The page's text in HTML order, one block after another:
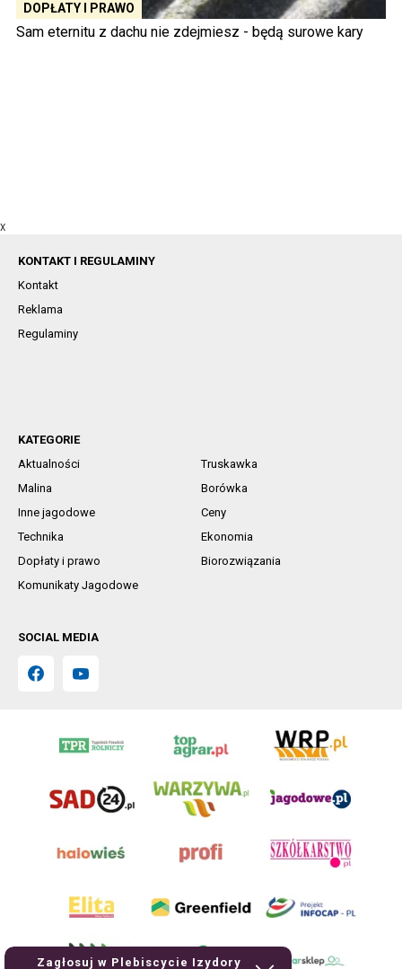
DOPŁATY I PRAWO
Sam eternitu z dachu nie zdejmiesz - będą surowe kary
X
Zagłosuj w Plebiscycie Izydory
KONTAKT I REGULAMINY
Kontakt
Reklama
Regulaminy
KATEGORIE
Aktualności
Truskawka
Malina
Borówka
Inne jagodowe
Ceny
Technika
Ekonomia
Dopłaty i prawo
Biorozwiązania
Komunikaty Jagodowe
SOCIAL MEDIA